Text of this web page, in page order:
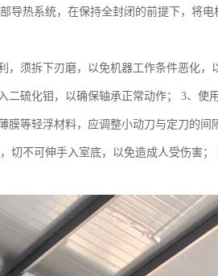
导热系统，在保持全封闭的前提下，将
须拆下刃磨，以免机器工作条件恶化，
硫化钼，以确保轴承正常动作； 3、使
等轻浮材料，应调整小动刀与定刀的间
切不可伸手入室底，以免造成人受伤害；